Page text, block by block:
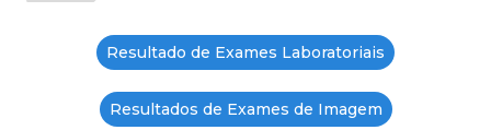
Resultado de Exames Laboratoriais
Resultados de Exames de Imagem